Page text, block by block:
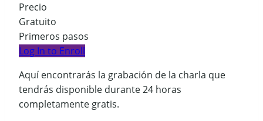
Precio
Gratuito
Primeros pasos
Log In to Enroll
Aquí encontrarás la grabación de la charla que
tendrás disponible durante 24 horas
completamente gratis.